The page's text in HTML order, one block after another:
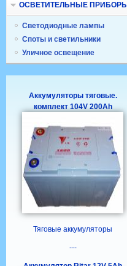
ОСВЕТИТЕЛЬНЫЕ ПРИБОРЫ
Светодиодные лампы
Споты и светильники
Уличное освещение
Аккумуляторы тяговые.
комплект 104V 200Ah
Тяговые аккумуляторы
---